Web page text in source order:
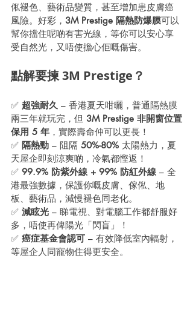
俬褪色、藝術品變質，甚至增加患皮膚癌
風險。好彩， 3M Prestige 隔熱防爆膜可以
幫你擋住呢啲有害光線，等你可以安心享
受自然光，又唔使擔心佢嘅傷害。
點解要揀 3M Prestige？
✅ 超強耐久 – 香港夏天咁曬，普通隔熱膜
兩三年就玩完，但 3M Prestige 非開窗位置
保用 5 年 ，實際壽命仲可以更長！
✅ 隔熱勁 – 阻隔 50%-80% 太陽熱力，夏
天屋企即刻涼爽啲，冷氣都慳返！
✅ 99.9% 防紫外線 + 99% 防紅外線 – 全
港最強數據，保護你嘅皮膚、傢俬、地
板、藝術品，減慢褪色同老化。
✅ 減眩光 – 睇電視、對電腦工作都舒服好
多，唔使再俾陽光「閃盲」！
✅ 癌症基金會認可 – 有效降低室內輻射，
等屋企人同寵物住得更安全。